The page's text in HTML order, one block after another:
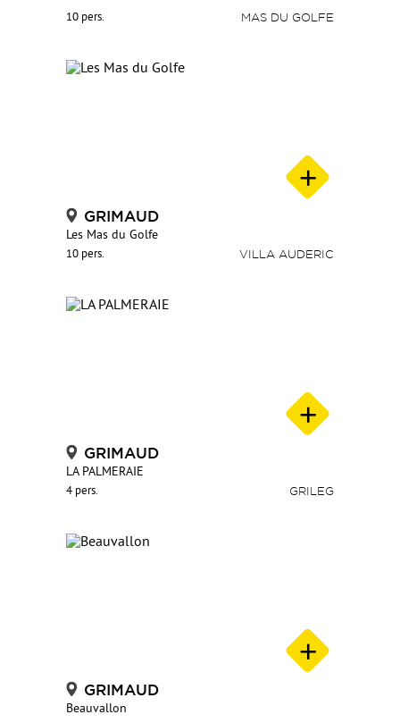
10 pers. MAS DU GOLFE
GRIMAUD
Les Mas du Golfe
10 pers. VILLA AUDERIC
GRIMAUD
LA PALMERAIE
4 pers. GRILEG
GRIMAUD
Beauvallon